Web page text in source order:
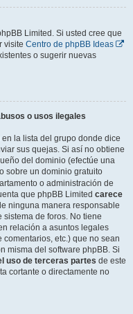
Limited. Si usted cree que
visite Centro de phpBB Ideas
o sugerir nuevas
o usos ilegales
la lista del grupo donde dice
sus quejas. Si así no obtiene
del dominio (efectúe una
sobre un dominio gratuito
o administración de
que phpBB Limited carece
ninguna manera responsable
de foros. No tiene
relación a asuntos legales
etc.) que no sean
misma del software phpBB. Si
uso de terceras partes de este
cortante o directamente no